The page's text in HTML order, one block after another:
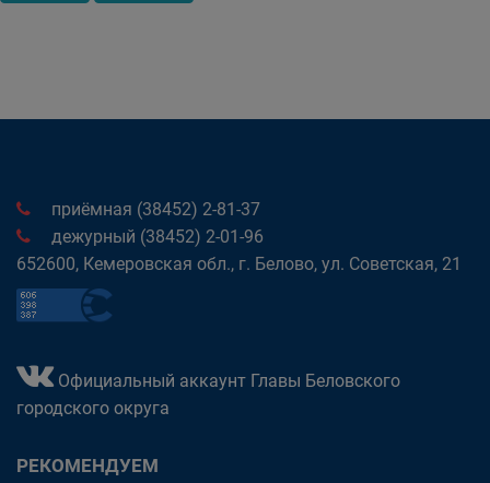
приёмная (38452) 2-81-37
дежурный (38452) 2-01-96
652600, Кемеровская обл., г. Белово, ул. Советская, 21
Официальный аккаунт Главы Беловского
городского округа
РЕКОМЕНДУЕМ